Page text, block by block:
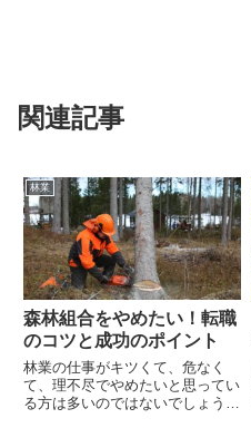
関連記事
林業
森林組合をやめたい！転職
のコツと成功のポイント
林業の仕事がキツくて、危なく
て、理不尽でやめたいと思ってい
る方は多いのではないでしょう